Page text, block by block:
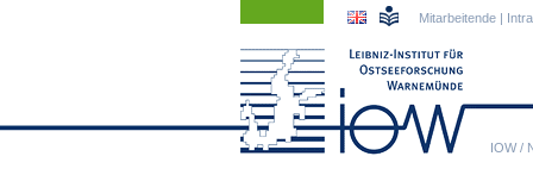
IOW/
Mitarbeitende |